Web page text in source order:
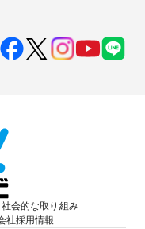
社会的な取り組み
社採用情報